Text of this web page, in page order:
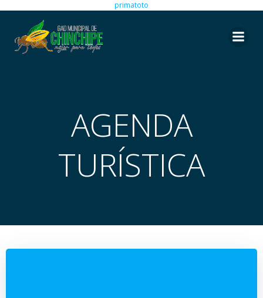
primatoto
AGENDA
TURÍSTICA